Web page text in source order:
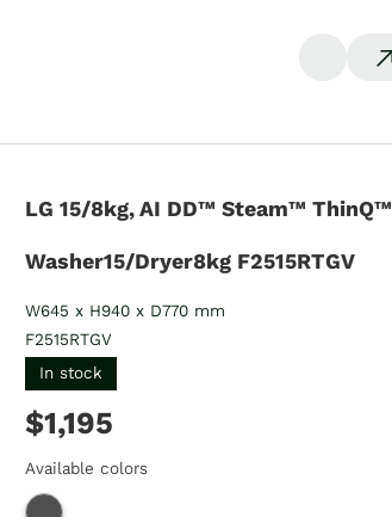
LG 15/8kg, AI DD™ Steam™ ThinQ™
Washer15/Dryer8kg F2515RTGV
W645 x H940 x D770 mm
F2515RTGV
In stock
$1,195
Available colors